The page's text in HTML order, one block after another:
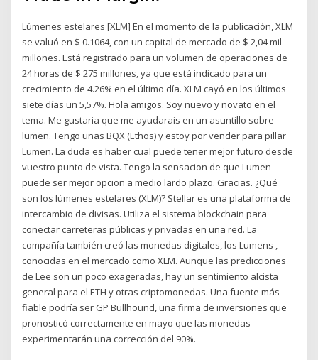
Lúmenes estelares [XLM] En el momento de la publicación, XLM
se valuó en $ 0.1064, con un capital de mercado de $ 2,04 mil
millones. Está registrado para un volumen de operaciones de
24 horas de $ 275 millones, ya que está indicado para un
crecimiento de 4.26% en el último día. XLM cayó en los últimos
siete días un 5,57%. Hola amigos. Soy nuevo y novato en el
tema. Me gustaria que me ayudarais en un asuntillo sobre
lumen. Tengo unas BQX (Ethos) y estoy por vender para pillar
Lumen. La duda es haber cual puede tener mejor futuro desde
vuestro punto de vista. Tengo la sensacion de que Lumen
puede ser mejor opcion a medio lardo plazo. Gracias. ¿Qué
son los lúmenes estelares (XLM)? Stellar es una plataforma de
intercambio de divisas. Utiliza el sistema blockchain para
conectar carreteras públicas y privadas en una red. La
compañía también creó las monedas digitales, los Lumens ,
conocidas en el mercado como XLM. Aunque las predicciones
de Lee son un poco exageradas, hay un sentimiento alcista
general para el ETH y otras criptomonedas. Una fuente más
fiable podría ser GP Bullhound, una firma de inversiones que
pronosticó correctamente en mayo que las monedas
experimentarán una corrección del 90%.